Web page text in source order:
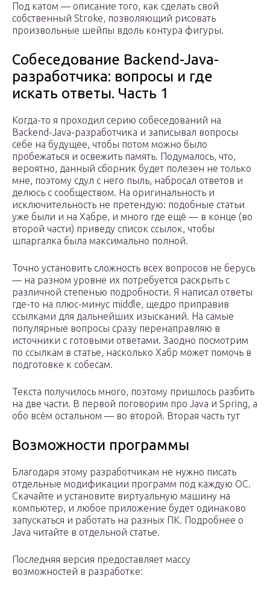
Под катом — описание того, как сделать свой
собственный Stroke, позволяющий рисовать
произвольные шейпы вдоль контура фигуры.
Собеседование Backend-Java-
разработчика: вопросы и где
искать ответы. Часть 1
Когда-то я проходил серию собеседований на
Backend-Java-разработчика и записывал вопросы
себе на будущее, чтобы потом можно было
пробежаться и освежить память. Подумалось, что,
вероятно, данный сборник будет полезен не только
мне, поэтому сдул с него пыль, набросал ответов и
делюсь с сообществом. На оригинальность и
исключительность не претендую: подобные статьи
уже были и на Хабре, и много где ещё — в конце (во
второй части) приведу список ссылок, чтобы
шпаргалка была максимально полной.
Точно установить сложность всех вопросов не берусь
— на разном уровне их потребуется раскрыть с
различной степенью подробности. Я написал ответы
где-то на плюс-минус middle, щедро приправив
ссылками для дальнейших изысканий. На самые
популярные вопросы сразу перенаправляю в
источники с готовыми ответами. Заодно посмотрим
по ссылкам в статье, насколько Хабр может помочь в
подготовке к собесам.
Текста получилось много, поэтому пришлось разбить
на две части. В первой поговорим про Java и Spring, а
обо всём остальном — во второй. Вторая часть тут
Возможности программы
Благодаря этому разработчикам не нужно писать
отдельные модификации программ под каждую ОС.
Скачайте и установите виртуальную машину на
компьютер, и любое приложение будет одинаково
запускаться и работать на разных ПК. Подробнее о
Java читайте в отдельной статье.
Последняя версия предоставляет массу
возможностей в разработке: